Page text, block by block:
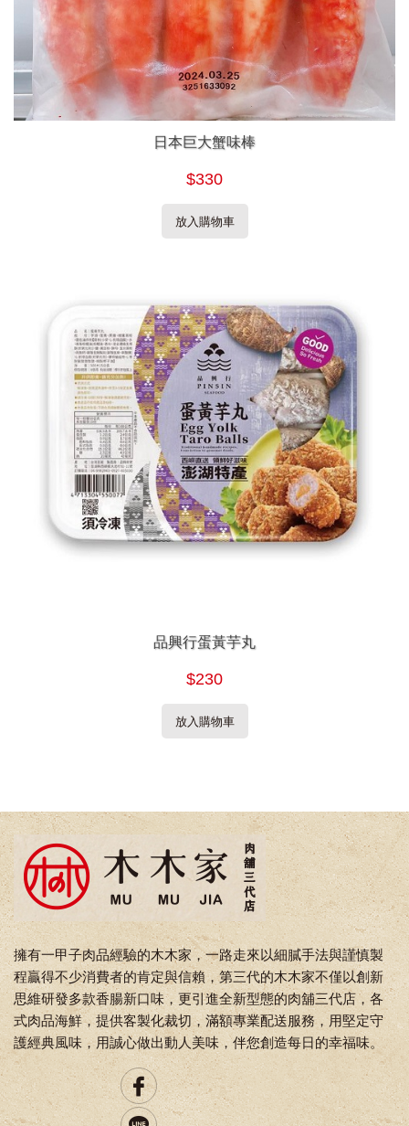
日本巨大蟹味棒
$330
放入購物車
品興行蛋黃芋丸
$230
放入購物車
擁有一甲子肉品經驗的木木家，一路走來以細膩手法與謹慎製
程贏得不少消費者的肯定與信賴，第三代的木木家不僅以創新
思維研發多款香腸新口味，更引進全新型態的肉舖三代店，各
式肉品海鮮，提供客製化裁切，滿額專業配送服務，用堅定守
護經典風味，用誠心做出動人美味，伴您創造每日的幸福味。